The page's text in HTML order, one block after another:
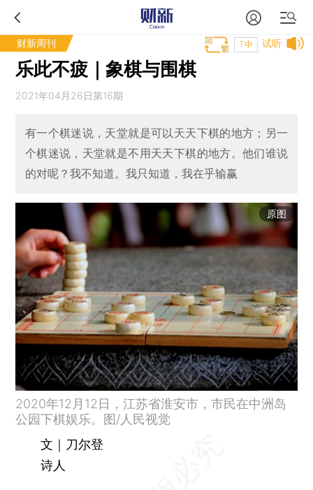
财新周刊 试听
T中
乐此不疲｜象棋与围棋
2021年04月26日第16期
有一个棋迷说，天堂就是可以天天下棋的地方；另一
个棋迷说，天堂就是不用天天下棋的地方。他们谁说
的对呢？我不知道。我只知道，我在乎输赢
原图
2020年12月12日，江苏省淮安市，市民在中洲岛
公园下棋娱乐。图/人民视觉
文｜刀尔登
诗人